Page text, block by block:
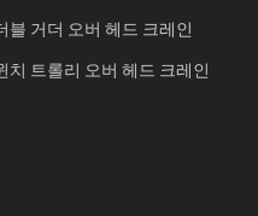
블 거더 오버 헤드 크레인
치 트롤리 오버 헤드 크레인